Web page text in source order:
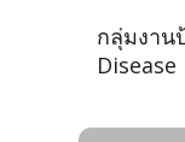
กลุ่มงาน